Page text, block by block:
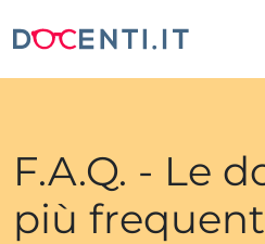
F.A.Q. - Le
più